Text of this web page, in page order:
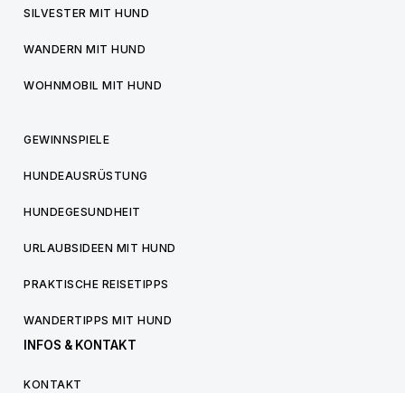
SILVESTER MIT HUND
WANDERN MIT HUND
WOHNMOBIL MIT HUND
GEWINNSPIELE
HUNDEAUSRÜSTUNG
HUNDEGESUNDHEIT
URLAUBSIDEEN MIT HUND
PRAKTISCHE REISETIPPS
WANDERTIPPS MIT HUND
INFOS & KONTAKT
KONTAKT